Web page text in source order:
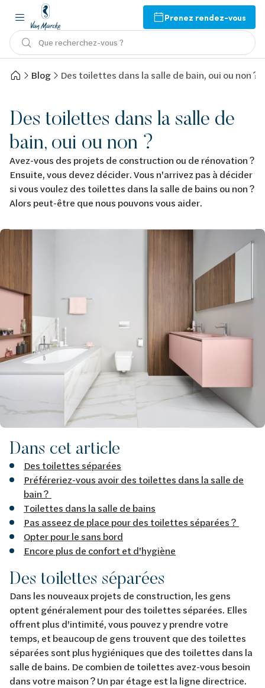
Prenez rendez-vous
Que recherchez-vous ?
Blog Des toilettes dans la salle de bain, oui ou non ?
Des toilettes dans la salle de
bain, oui ou non ?
Avez-vous des projets de construction ou de rénovation ?
Ensuite, vous devez décider. Vous n'arrivez pas à décider
si vous voulez des toilettes dans la salle de bains ou non ?
Alors peut-être que nous pouvons vous aider.
Image
Dans cet article
Des toilettes séparées
Préféreriez-vous avoir des toilettes dans la salle de
bain ?
Toilettes dans la salle de bains
Pas asseez de place pour des toilettes séparées ?
Opter pour le sans bord
Encore plus de confort et d'hygiène
Des toilettes séparées
Dans les nouveaux projets de construction, les gens
optent généralement pour des toilettes séparées. Elles
offrent plus d'intimité, vous pouvez y prendre votre
temps, et beaucoup de gens trouvent que des toilettes
séparées sont plus hygiéniques que des toilettes dans la
salle de bains. De combien de toilettes avez-vous besoin
dans votre maison ? Un par étage est la ligne directrice.